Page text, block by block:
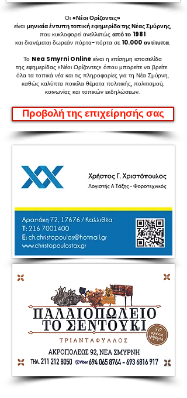
Οι «Νέοι Ορίζοντες»
είναι μηνιαία έντυπη τοπική εφημερίδα της Νέας Σμύρνης,
που κυκλοφορεί ανελλιπώς από το 1981
και διανέμεται δωρεάν πόρτα-πόρτα σε 10.000 αντίτυπα.
Το Nea Smyrni Onlineείναι η επίσημη ιστοσελίδα
της εφημερίδας «Νέοι Ορίζοντες» όπου μπορείτε να βρείτε
όλα τα τοπικά νέα και τις πληροφορίες για τη Νέα Σμύρνη,
καθώς καλύπτει ποικίλα θέματα πολιτικής, πολιτισμού,
κοινωνίας και τοπικών εκδηλώσεων.
Προβολή της επιχείρησής σας